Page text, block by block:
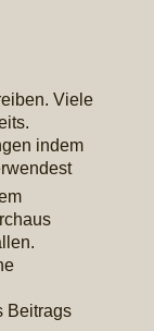
Viele
indem
Beitrags